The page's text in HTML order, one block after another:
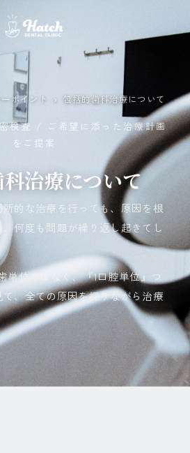
ポイント › 包括的歯科治療について
検査 / ご希望に添った治療計画
をご提案
治療について
所的な治療を行っても、原因を根
、何度も問題が繰り返し起きてし
単位ではなく、『1口腔単位』つ
、全ての原因を探りながら治療